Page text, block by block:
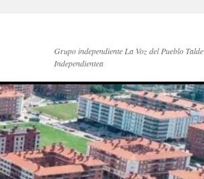
Grupo independiente La Voz del Pueblo Talde
Independientea